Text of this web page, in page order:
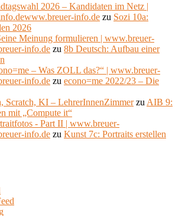
2026 – Kandidaten im Netz |
info.de zu Sozi 10a:
2026
Meinung formulieren | www.breuer-
info.de zu 8b Deutsch: Aufbau einer
– Was ZOLL das?“ | www.breuer-
info.de zu econo=me 2022/23 – Die
Scratch, KI – LehrerInnenZimmerzu AIB 9:
mit „Compute it“
- Part II | www.breuer-
info.de zu Kunst 7c: Portraits erstellen